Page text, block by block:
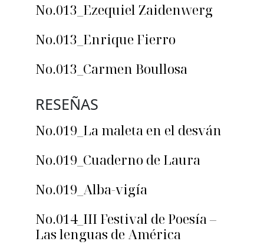
No.013_Ezequiel Zaidenwerg
No.013_Enrique Fierro
No.013_Carmen Boullosa
RESEÑAS
No.019_La maleta en el desván
No.019_Cuaderno de Laura
No.019_Alba-vigía
No.014_III Festival de Poesía –
Las lenguas de América